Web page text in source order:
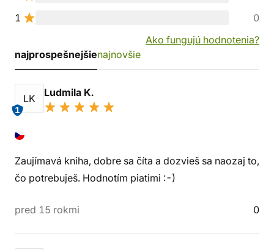
1
0
Ako fungujú hodnotenia?
najprospešnejšienajnovšie
LK
1
Ludmila K.
Zaujímavá kniha, dobre sa číta a dozvieš sa naozaj to,
čo potrebuješ. Hodnotím piatimi :-)
pred 15 rokmi 0